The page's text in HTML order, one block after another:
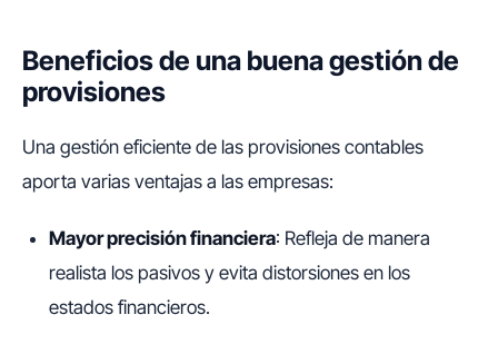
Beneficios de una buena gestión de
provisiones
Una gestión eficiente de las provisiones contables
aporta varias ventajas a las empresas:
Mayor precisión financiera: Refleja de manera
realista los pasivos y evita distorsiones en los
estados financieros.